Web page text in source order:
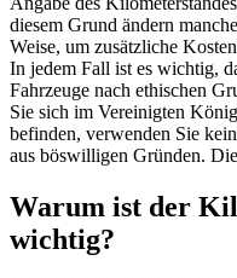
diesem Grund ändern
Weise, um zusätzliche
In jedem Fall ist es wichtig,
Fahrzeuge nach ethischen
Sie sich im Vereinigten
befinden, verwenden Sie
aus böswilligen Gründen.
Warum ist der
wichtig?